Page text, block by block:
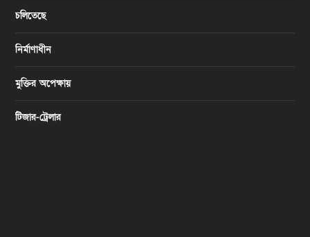
চলিতেছে
নির্মাণাধীন
মুক্তির অপেক্ষায়
টিজার-ট্রেলার